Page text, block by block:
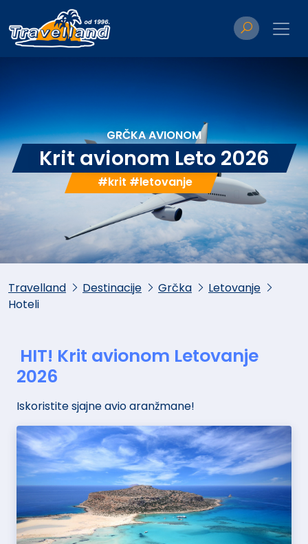
GRČKA AVIONOM
Krit avionom Leto 2026
#krit #letovanje
Travelland Destinacije Grčka
Letovanje
Hoteli
HIT! Krit avionom Letovanje
2026
Iskoristite sjajne avio aranžmane!